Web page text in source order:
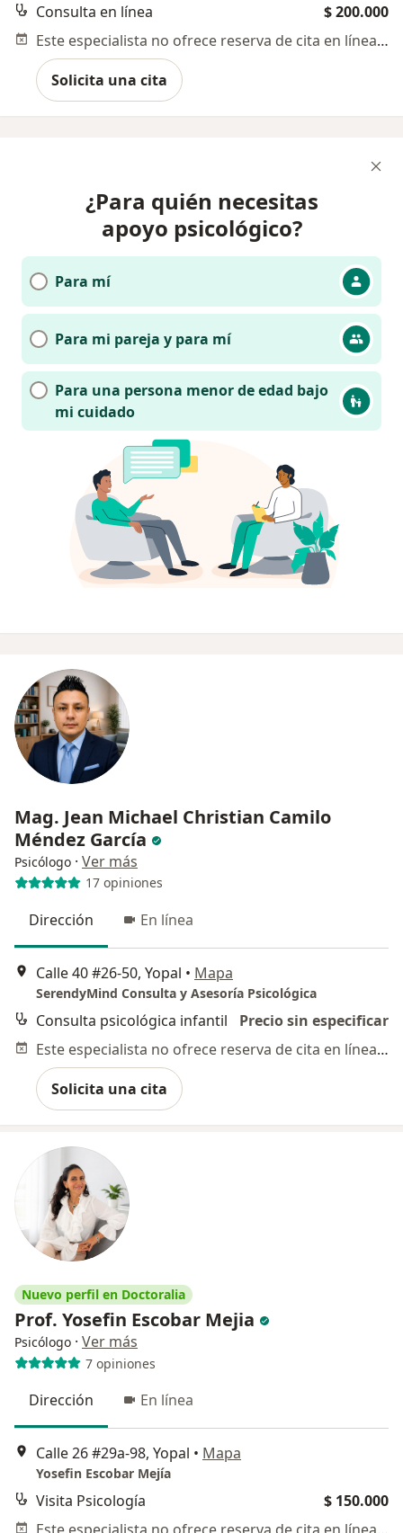
Consulta en línea
$ 200.000
Este especialista no ofrece reserva de cita en línea en esta dirección.
Solicita una cita
¿Para quién necesitas
apoyo psicológico?
Para mí
Para mi pareja y para mí
Para una persona menor de edad bajo
mi cuidado
Mag. Jean Michael Christian Camilo
Méndez García
Psicólogo · Ver más
17 opiniones
Dirección En línea
Calle 40 #26-50, Yopal • Mapa
SerendyMind Consulta y Asesoría Psicológica
Consulta psicológica infantil
Precio sin especificar
Este especialista no ofrece reserva de cita en línea en esta dirección.
Solicita una cita
Nuevo perfil en Doctoralia
Prof. Yosefin Escobar Mejia
Psicólogo · Ver más
7 opiniones
Dirección En línea
Calle 26 #29a-98, Yopal • Mapa
Yosefin Escobar Mejía
Visita Psicología
$ 150.000